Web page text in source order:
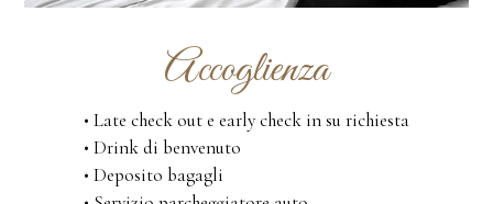
Accoglienza
• Late check out e early check in su richiesta
• Drink di benvenuto
• Deposito bagagli